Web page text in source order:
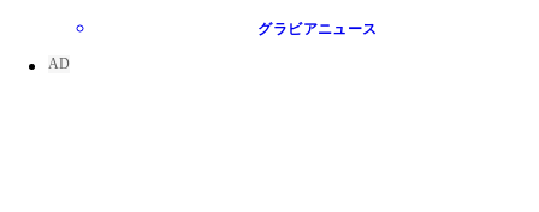
グラビアニュース